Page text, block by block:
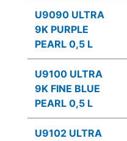
U9090 ULTRA
9K PURPLE
PEARL 0,5 L
U9100 ULTRA
9K FINE BLUE
PEARL 0,5 L
U9102 ULTRA